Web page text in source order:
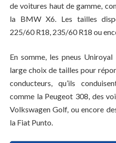
de voitures haut de gamme,
la BMW X6. Les tailles
225/60 R18, 235/60 R18 ou
En somme, les pneus
large choix de tailles pour
conducteurs, qu’ils
comme la Peugeot 308, des
Volkswagen Golf, ou encore
la Fiat Punto.